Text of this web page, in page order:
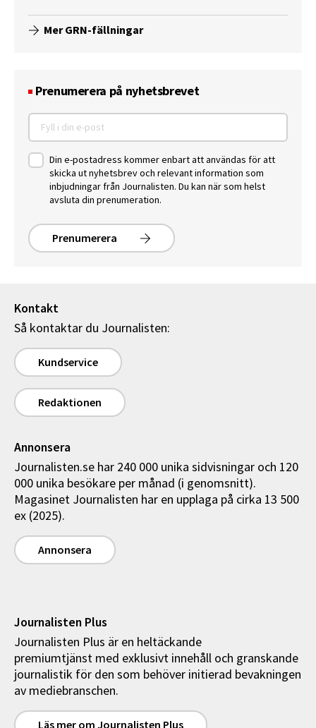
Mer GRN-fällningar
Prenumerera på nyhetsbrevet
Din e-postadress kommer enbart att användas för att
skicka ut nyhetsbrev och relevant information som
inbjudningar från Journalisten. Du kan när som helst
avsluta din prenumeration.
Prenumerera
Kontakt
Så kontaktar du Journalisten:
Kundservice
Redaktionen
Annonsera
Journalisten.se har 240 000 unika sidvisningar och 120
000 unika besökare per månad (i genomsnitt).
Magasinet Journalisten har en upplaga på cirka 13 500
ex (2025).
Annonsera
Journalisten Plus
Journalisten Plus är en heltäckande
premiumtjänst med exklusivt innehåll och granskande
journalistik för den som behöver initierad bevakningen
av mediebranschen.
Läs mer om Journalisten Plus